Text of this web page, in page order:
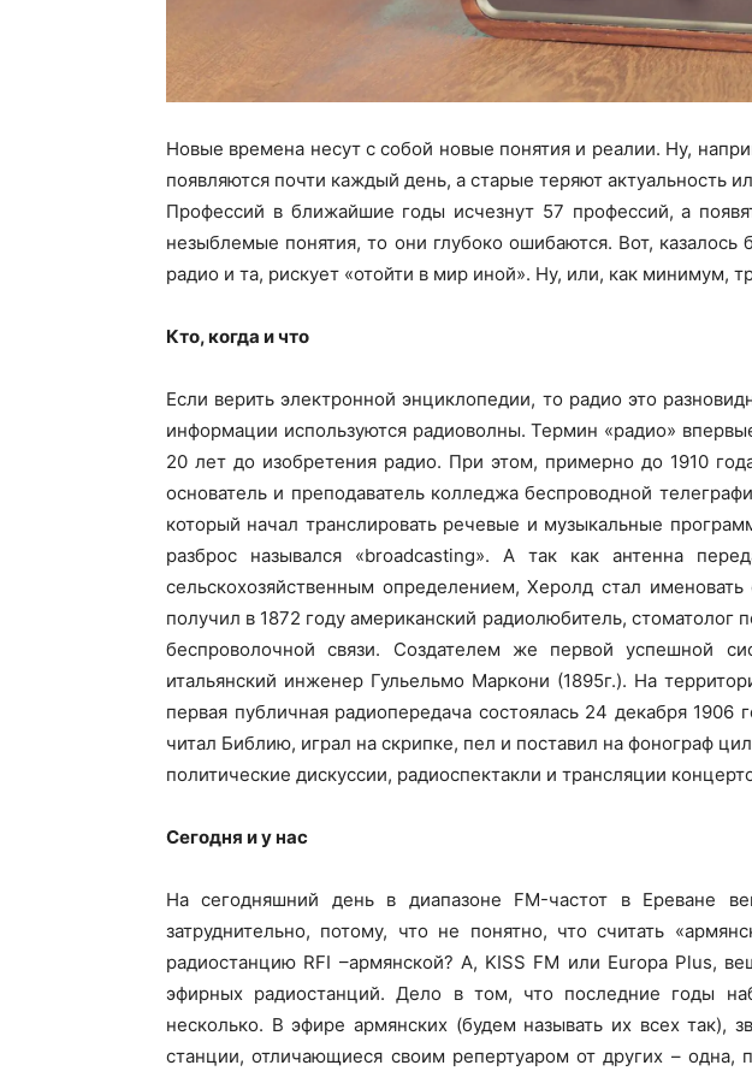
Новые времена несут с собой новые понятия и реалии. Ну,
появляются почти каждый день, а старые теряют
Профессий в ближайшие годы исчезнут 57 профессий, а
незыблемые понятия, то они глубоко ошибаются. Вот,
радио и та, рискует «отойти в мир иной». Ну, или, как минимум,
Кто, когда и что
Если верить электронной энциклопедии, то радио это
информации используются радиоволны. Термин «радио»
20 лет до изобретения радио. При этом, примерно до 1910
основатель и преподаватель колледжа беспроводной
который начал транслировать речевые и музыкальные
разброс назывался «broadcasting». А так как антенна
сельскохозяйственным определением, Херолд стал
получил в 1872 году американский радиолюбитель,
беспроволочной связи. Создателем же первой успешной
итальянский инженер Гульельмо Маркони (1895г.). На
первая публичная радиопередача состоялась 24 декабря
читал Библию, играл на скрипке, пел и поставил на фонограф
политические дискуссии, радиоспектакли и трансляции
Сегодня и у нас
На сегодняшний день в диапазоне FM-частот в Ереване
затруднительно, потому, что не понятно, что считать
радиостанцию RFI –армянской? А, KISS FM или Europa
эфирных радиостанций. Дело в том, что последние годы
несколько. В эфире армянских (будем называть их всех так),
станции, отличающиеся своим репертуаром от других –